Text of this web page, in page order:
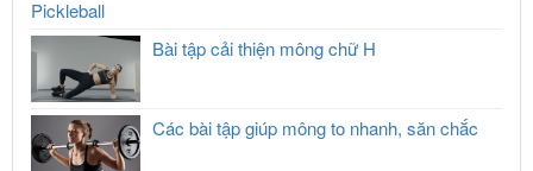
Bài tập cải thiện mông chữ H
Các bài tập giúp mông to nhanh, săn chắc